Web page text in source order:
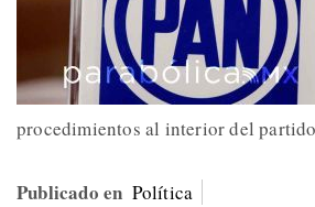
procedimientos al interior del partido
Publicado en Política